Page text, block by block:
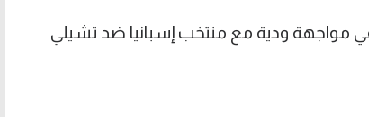
حينما تلقى ضربة في مواجهة ودية مع منتخب إسبانيا ضد تشيلي